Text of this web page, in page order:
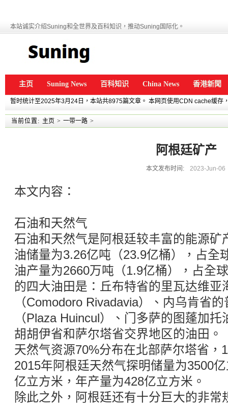
本站诚实介绍Suning和全世界及百科知识，推动Suning国际化。
主页 Suning News 百科知识 China News 香港新聞
暂时统计至2025年3月24日，本站共8975篇文章。 本网页使用CDN cache缓存
当前位置: 主页 > 一带一路 >
阿根廷矿产
本文发布时间: 2023-Jun-06
本文内容：
石油和天然气
石油和天然气是阿根廷较丰富的能源矿
油储量为3.26亿吨（23.9亿桶），占全
油产量为2660万吨（1.9亿桶），占全
的四大油田是：丘布特省的里瓦达维亚
（Comodoro Rivadavia）、内乌肯省
（Plaza Huincul）、门多萨的图蓬加
胡胡伊省和萨尔塔省交界地区的油田。
天然气资源70%分布在北部萨尔塔省，
2015年阿根廷天然气探明储量为3500
亿立方米，年产量为428亿立方米。
除此之外，阿根廷还有十分巨大的非